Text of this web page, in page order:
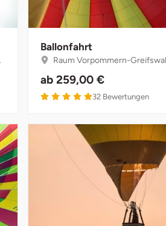
Ballonfahrt
Raum Vorpommern-Greifswald, Mecklenburg-
ab 259,00 €
5 von 5
32 Bewertungen